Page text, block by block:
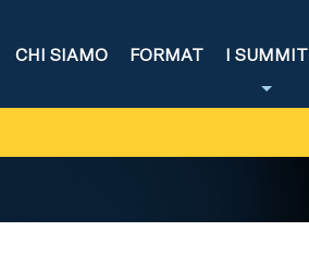
CHI SIAMO FORMAT I SUMMIT